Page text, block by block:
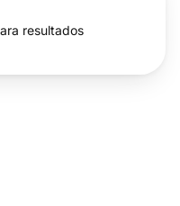
resultados